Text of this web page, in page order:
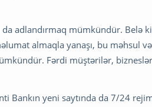
da adlandırmaq mümkündür. Belə
almaqla yanaşı, bu məhsul
Fərdi müştərilər,
Bankın yeni saytında da 7/24